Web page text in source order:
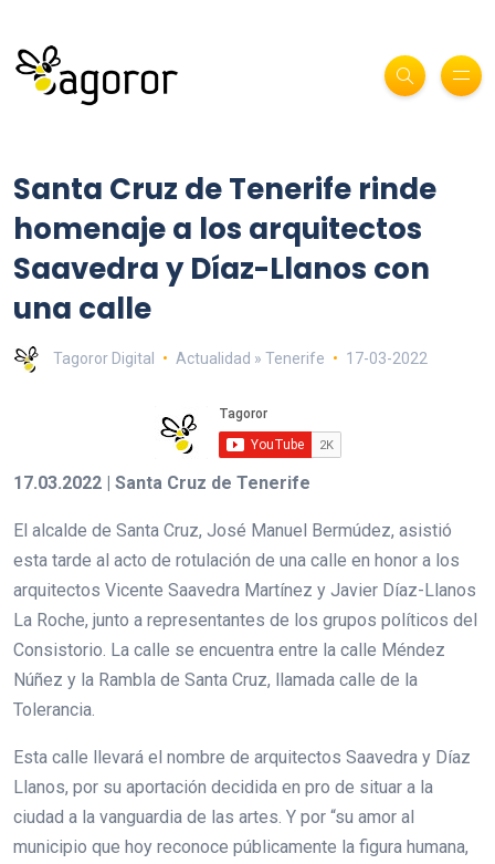
Santa Cruz de Tenerife rinde
homenaje a los arquitectos
Saavedra y Díaz-Llanos con
una calle
Tagoror Digital Actualidad » Tenerife 17-03-2022
17.03.2022 | Santa Cruz de Tenerife
El alcalde de Santa Cruz, José Manuel Bermúdez, asistió
esta tarde al acto de rotulación de una calle en honor a los
arquitectos Vicente Saavedra Martínez y Javier Díaz-Llanos
La Roche, junto a representantes de los grupos políticos del
Consistorio. La calle se encuentra entre la calle Méndez
Núñez y la Rambla de Santa Cruz, llamada calle de la
Tolerancia.
Esta calle llevará el nombre de arquitectos Saavedra y Díaz
Llanos, por su aportación decidida en pro de situar a la
ciudad a la vanguardia de las artes. Y por “su amor al
municipio que hoy reconoce públicamente la figura humana,